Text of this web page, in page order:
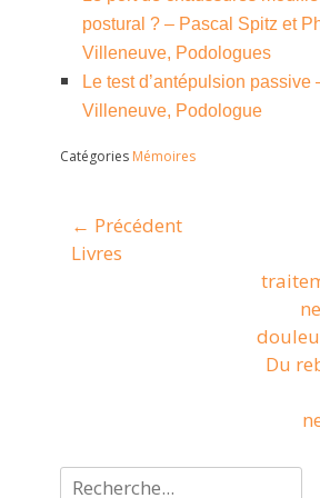
postural ? – Pascal Spitz et
Villeneuve, Podologues
Le test d’antépulsion passive
Villeneuve, Podologue
Catégories Mémoires
Navigation
de
← Précédent
Article
Livres
suivant
Du
Rechercher :